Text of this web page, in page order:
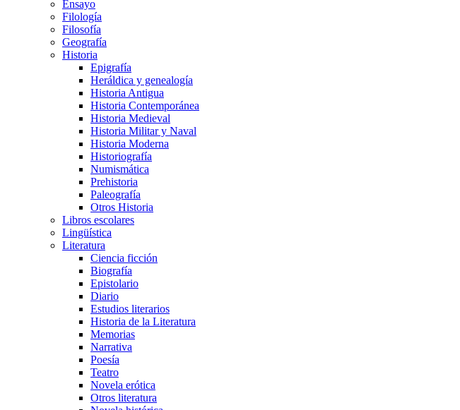
Ensayo
Filología
Filosofía
Geografía
Historia
Epigrafía
Heráldica y genealogía
Historia Antigua
Historia Contemporánea
Historia Medieval
Historia Militar y Naval
Historia Moderna
Historiografía
Numismática
Prehistoria
Paleografía
Otros Historia
Libros escolares
Lingüística
Literatura
Ciencia ficción
Biografía
Epistolario
Diario
Estudios literarios
Historia de la Literatura
Memorias
Narrativa
Poesía
Teatro
Novela erótica
Otros literatura